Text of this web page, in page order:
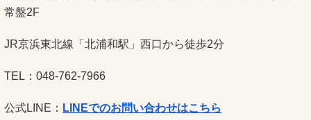
常盤2F
JR京浜東北線「北浦和駅」西口から徒歩2分
TEL：048-762-7966
公式LINE： LINEでのお問い合わせはこちら